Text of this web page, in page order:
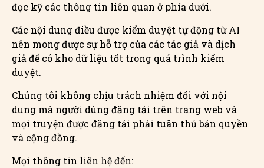
đọc kỹ các thông tin liên quan ở phía dưới.
Các nội dung điều được kiểm duyệt tự động từ AI
nên mong được sự hỗ trợ của các tác giả và dịch
giả để có kho dữ liệu tốt trong quá trình kiểm
duyệt.
Chúng tôi không chịu trách nhiệm đối với nội
dung mà người dùng đăng tải trên trang web và
mọi truyện được đăng tải phải tuân thủ bản quyền
và cộng đồng.
Mọi thông tin liên hệ đến: